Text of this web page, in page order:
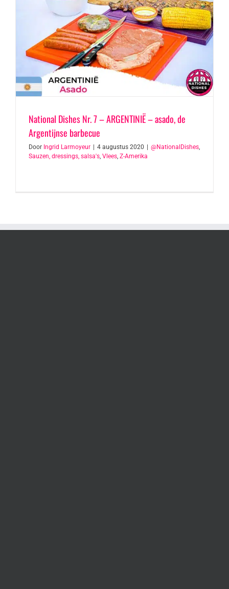
National Dishes Nr. 7 – ARGENTINIË – asado, de
Argentijnse barbecue
Door Ingrid Larmoyeur 4 augustus 2020 @NationalDishes,
Sauzen, dressings, salsa's, Vlees, Z-Amerika